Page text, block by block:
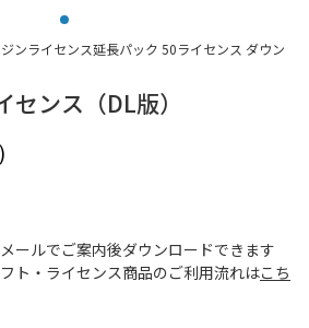
センス（DL版）
ンライセンス延長パック 50ライセンス ダウン
ールでご案内後ダウンロードできます
ト・ライセンス商品のご利用流れはこち